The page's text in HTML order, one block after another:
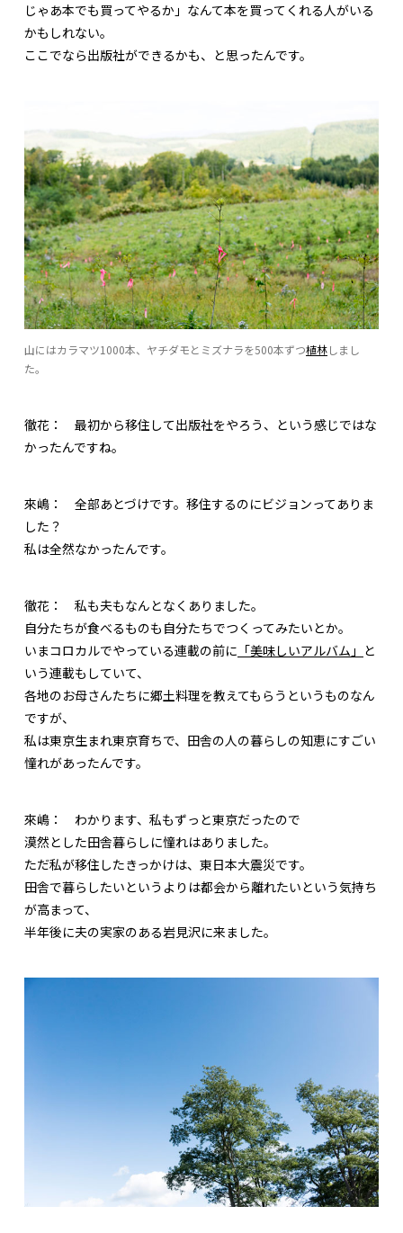
じゃあ本でも買ってやるか」なんて本を買ってくれる人がいる
かもしれない。
ここでなら出版社ができるかも、と思ったんです。
山にはカラマツ1000本、ヤチダモとミズナラを500本ずつ植林しまし
た。
徹花： 最初から移住して出版社をやろう、という感じではな
かったんですね。
來嶋： 全部あとづけです。移住するのにビジョンってありま
した？
私は全然なかったんです。
徹花： 私も夫もなんとなくありました。
自分たちが食べるものも自分たちでつくってみたいとか。
いまコロカルでやっている連載の前に 「美味しいアルバム」 と
いう連載もしていて、
各地のお母さんたちに郷土料理を教えてもらうというものなん
ですが、
私は東京生まれ東京育ちで、田舎の人の暮らしの知恵にすごい
憧れがあったんです。
來嶋： わかります、私もずっと東京だったので
漠然とした田舎暮らしに憧れはありました。
ただ私が移住したきっかけは、東日本大震災です。
田舎で暮らしたいというよりは都会から離れたいという気持ち
が高まって、
半年後に夫の実家のある岩見沢に来ました。